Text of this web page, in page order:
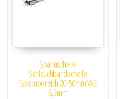
Spannschelle
Schlauchbandschelle
Spannbereich 20-50mm W2
6,5mm